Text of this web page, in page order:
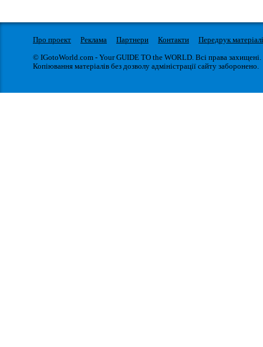
Про проект Реклама Партнери Контакти
Передрук
© IGotoWorld.com - Your GUIDE TO the WORLD. Всі права захищені.
Копіювання матеріалів без дозволу адміністрації сайту заборонено.